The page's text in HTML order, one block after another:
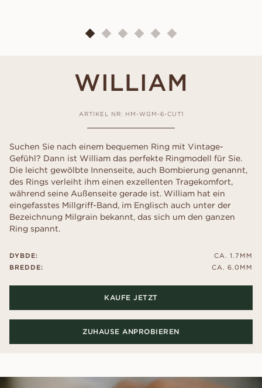
WILLIAM
ARTIKEL NR: HM-WGM-6-CUT1
Suchen Sie nach einem bequemen Ring mit Vintage-
Gefühl? Dann ist William das perfekte Ringmodell für Sie.
Die leicht gewölbte Innenseite, auch Bombierung genannt,
des Rings verleiht ihm einen exzellenten Tragekomfort,
während seine Außenseite gerade ist. William hat ein
eingefasstes Millgriff-Band, im Englisch auch unter der
Bezeichnung Milgrain bekannt, das sich um den ganzen
Ring spannt.
DYBDE:
BREDDE:
CA. 1.7MM
CA. 6.0MM
KAUFE JETZT
ZUHAUSE ANPROBIEREN